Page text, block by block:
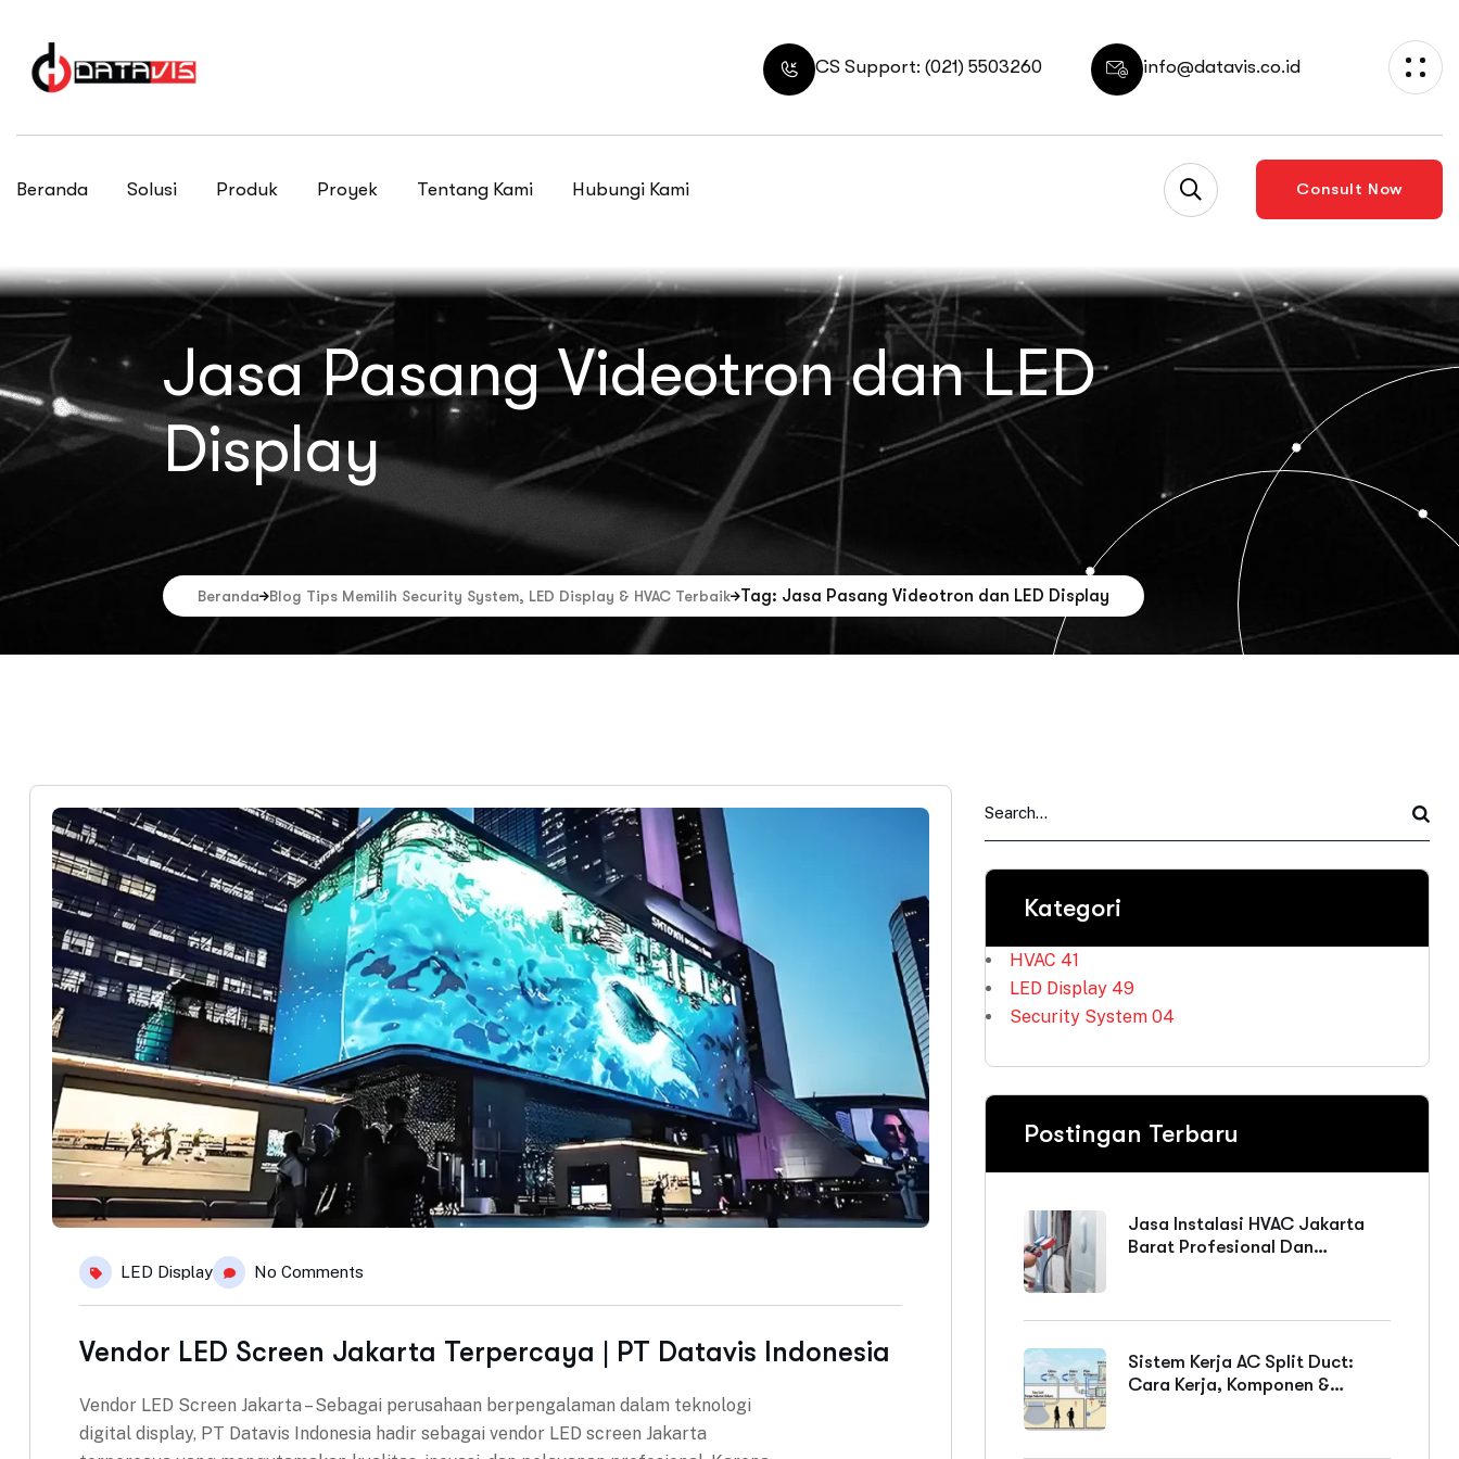
CS Support: (021) 5503260 info@datavis.co.id
Beranda Solusi Produk Proyek Tentang Kami Hubungi Kami Consult Now
Jasa Pasang Videotron dan LED
Display
Beranda Blog Tips Memilih Security System, LED Display & HVAC Terbaik Tag: Jasa Pasang Videotron dan LED Display
LED Display No Comments
Vendor LED Screen Jakarta Terpercaya | PT Datavis Indonesia
Vendor LED Screen Jakarta – Sebagai perusahaan berpengalaman dalam teknologi
digital display, PT Datavis Indonesia hadir sebagai vendor LED screen Jakarta
Kategori
HVAC 41
LED Display 49
Security System 04
Postingan Terbaru
Jasa Instalasi HVAC Jakarta
Barat Profesional Dan
Sistem Kerja AC Split Duct:
Cara Kerja, Komponen &